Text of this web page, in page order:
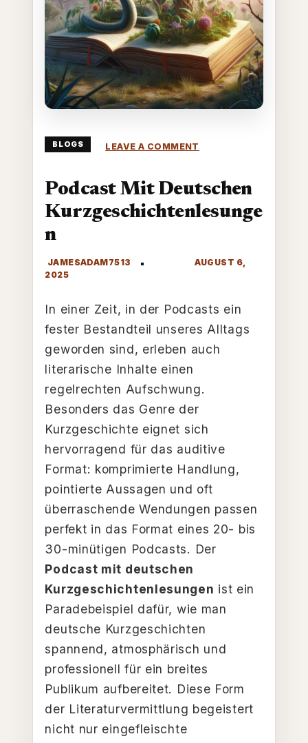
BLOGS LEAVE A COMMENT
PODCAST
DEUTSCHEN
Podcast Mit Deutschen
Kurzgeschichtenlesunge
N
In einer Zeit, in der Podcasts ein
fester Bestandteil unseres Alltags
geworden sind, erleben auch
literarische Inhalte einen
regelrechten Aufschwung.
Besonders das Genre der
Kurzgeschichte eignet sich
hervorragend für das auditive
Format: komprimierte Handlung,
pointierte Aussagen und oft
überraschende Wendungen passen
perfekt in das Format eines 20- bis
30-minütigen Podcasts. Der
Podcast mit deutschen
Kurzgeschichtenlesungen ist ein
Paradebeispiel dafür, wie man
deutsche Kurzgeschichten
spannend, atmosphärisch und
professionell für ein breites
Publikum aufbereitet. Diese Form
der Literaturvermittlung begeistert
nicht nur eingefleischte